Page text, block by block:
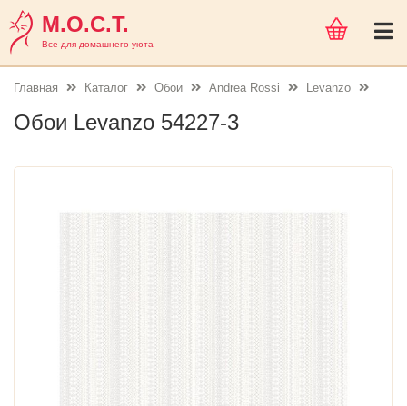
М.О.С.Т.
Все для домашнего уюта
Главная Каталог Обои Andrea Rossi Levanzo
Обои Levanzo 54227-3